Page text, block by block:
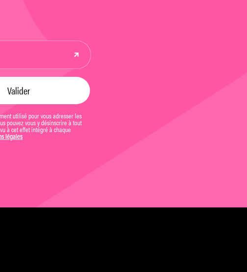
utilisé pour vous adresser les
pouvez vous y désinscrire à tout
à cet effet intégré à chaque
légales